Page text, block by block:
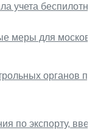
учета
меры для
органов
по экспорту,